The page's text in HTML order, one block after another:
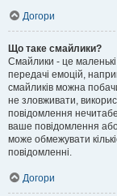
Догори
Що таке смайлики?
Смайлики - це маленькі
передачі емоцій,
смайликів можна
не зловживати,
повідомлення
ваше повідомлення
може обмежувати
повідомленні.
Догори